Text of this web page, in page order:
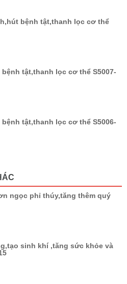
bệnh tật,thanh lọc cơ thể
tật,thanh lọc cơ thể S5007-
tật,thanh lọc cơ thể S5006-
ngọc phỉ thúy,tăng thêm quý
sinh khí ,tăng sức khỏe và